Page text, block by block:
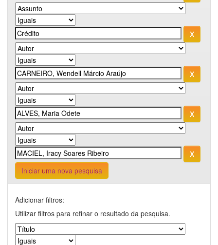
Iniciar uma nova pesquisa
Adicionar filtros:
Utilizar filtros para refinar o resultado da pesquisa.